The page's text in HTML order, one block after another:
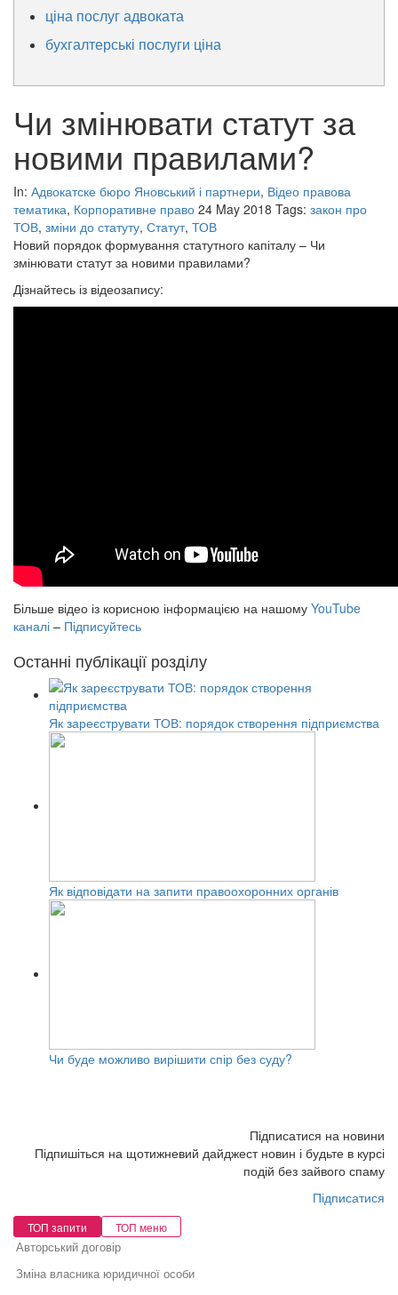
ціна послуг адвоката
бухгалтерські послуги ціна
Чи змінювати статут за
новими правилами?
In: Адвокатске бюро Яновський і партнери, Відео правова
тематика, Корпоративне право 24 May 2018 Tags: закон про
ТОВ, зміни до статуту, Статут, ТОВ
Новий порядок формування статутного капіталу – Чи
змінювати статут за новими правилами?
Дізнайтесь із відеозапису:
Більше відео із корисною інформацією на нашому YouTube
каналі – Підписуйтесь
Останні публікації розділу
Як зареєструвати ТОВ: порядок створення підприємства
Як відповідати на запити правоохоронних органів
Чи буде можливо вирішити спір без суду?
Підписатися на новини
Підпишіться на щотижневий дайджест новин і будьте в курсі
подій без зайвого спаму
Підписатися
ТОП запити ТОП меню
Авторський договір
Зміна власника юридичної особи